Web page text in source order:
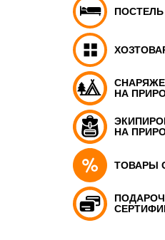
ПОСТЕЛЬ
НА
НА
ТОВАРЫ